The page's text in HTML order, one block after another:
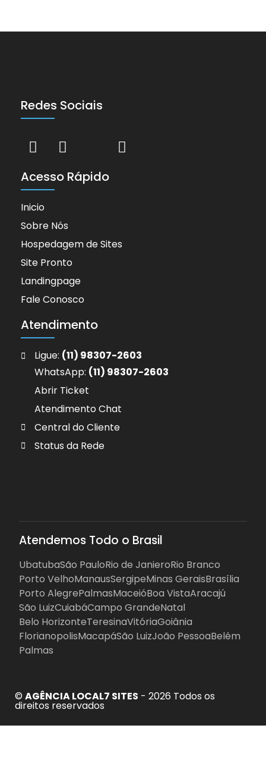
Redes Sociais
Acesso Rápido
Inicio
Sobre Nós
Hospedagem de Sites
Site Pronto
Landingpage
Fale Conosco
Atendimento
Ligue: (11) 98307-2603
WhatsApp: (11) 98307-2603
Abrir Ticket
Atendimento Chat
Central do Cliente
Status da Rede
Atendemos Todo o Brasil
UbatubaSão PauloRio de JanieroRio Branco
Porto VelhoManausSergipeMinas GeraisBrasília
Porto AlegrePalmasMaceióBoa VistaAracajú
São LuizCuiabáCampo GrandeNatal
Belo HorizonteTeresinaVitóriaGoiânia
FlorianopolisMacapáSão LuizJoão PessoaBelém
Palmas
© AGÊNCIA LOCAL7 SITES - 2026 Todos os
direitos reservados